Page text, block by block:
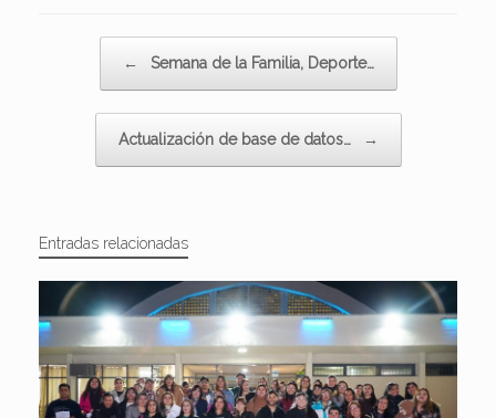
← Semana de la Familia, Deporte…
Actualización de base de datos… →
Entradas relacionadas